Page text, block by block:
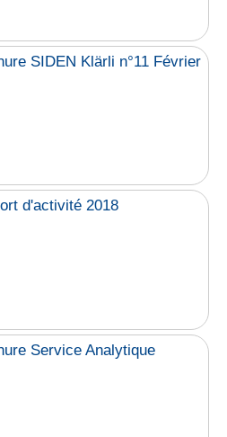
SIDEN Klärli n°11 Février
d'activité 2018
Service Analytique